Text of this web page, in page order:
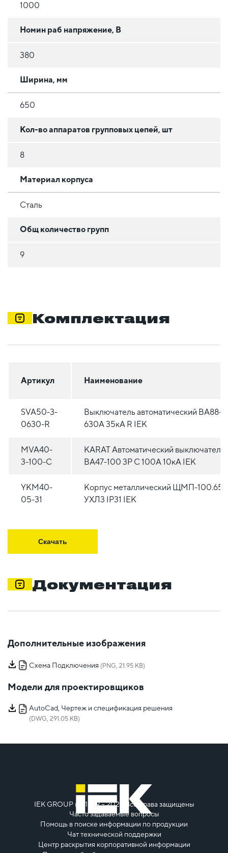
1000
Номин раб напряжение, В
380
Ширина, мм
650
Кол-во аппаратов групповых цепей, шт
8
Материал корпуса
Сталь
Общ количество групп
9
Комплектация
Артикул Наименование
SVA50-3-
0630-R
Выключатель автоматический ВА88-
630А 35кА R IEK
MVA40-
3-100-C
KARAT Автоматический выключатель
ВА47-100 3P C 100А 10кА IEK
YKM40-
05-31
Корпус металлический ЩМП-
УХЛ3 IP31 IEK
Скачать
Документация
Дополнительные изображения
Схема Подключения (PNG, 21.95 KB)
Модели для проектировщиков
AutoCad, Чертеж и спецификация решения
(DWG, 291.05 KB)
IEK GROUP (c) 1999 – 2026
Все права защищены
Часто задаваемые вопросы
Помощь в поиске информации по продукции
Чат технической поддержки
Центр раскрытия корпоративной информации